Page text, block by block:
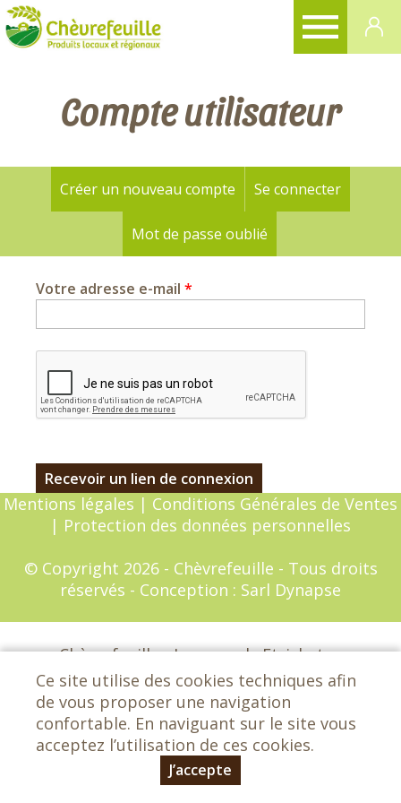
Compte utilisateur
Onglets
principaux
Créer un nouveau compte Se connecter
Mot de passe oublié
Votre adresse e-mail *
Mentions légales | Conditions Générales de Ventes
| Protection des données personnelles
© Copyright 2026 - Chèvrefeuille - Tous droits
réservés - Conception : Sarl Dynapse
Chèvrefeuille - Les grands Etrichets -
72650 Saint-Saturnin - 02 43 25 29 42
lemagasinchevrefeuille@orange.fr
Ce site utilise des cookies techniques afin
de vous proposer une navigation
confortable. En naviguant sur le site vous
acceptez l’utilisation de ces cookies.
J’accepte